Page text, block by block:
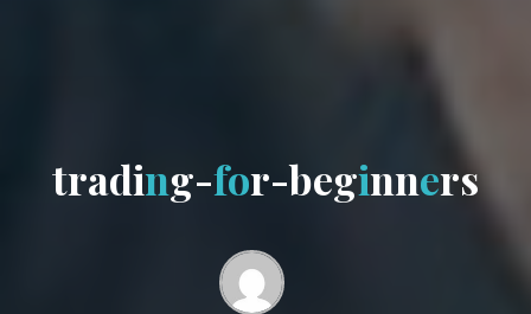
trading-for-beginners